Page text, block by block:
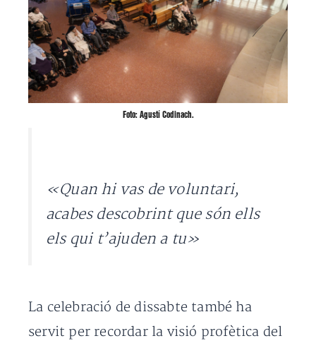
Foto: Agustí Codinach.
«Quan hi vas de voluntari,
acabes descobrint que són ells
els qui t’ajuden a tu»
La celebració de dissabte també ha
servit per recordar la visió profètica del